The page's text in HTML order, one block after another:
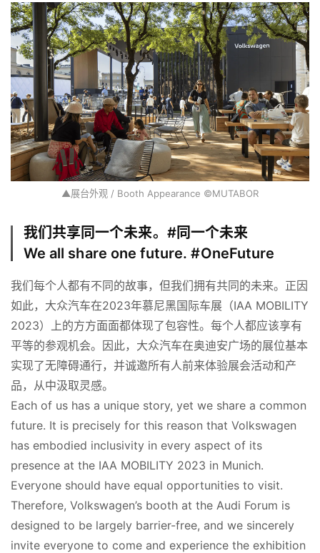
▲展台外观 / Booth Appearance ©MUTABOR
我们共享同一个未来。#同一个未来
We all share one future. #OneFuture
我们每个人都有不同的故事，但我们拥有共同的未来。正因
如此，大众汽车在2023年慕尼黑国际车展（IAA MOBILITY
2023）上的方方面面都体现了包容性。每个人都应该享有
平等的参观机会。因此，大众汽车在奥迪安广场的展位基本
实现了无障碍通行，并诚邀所有人前来体验展会活动和产
品，从中汲取灵感。
Each of us has a unique story, yet we share a common
future. It is precisely for this reason that Volkswagen
has embodied inclusivity in every aspect of its
presence at the IAA MOBILITY 2023 in Munich.
Everyone should have equal opportunities to visit.
Therefore, Volkswagen’s booth at the Audi Forum is
designed to be largely barrier-free, and we sincerely
invite everyone to come and experience the exhibition